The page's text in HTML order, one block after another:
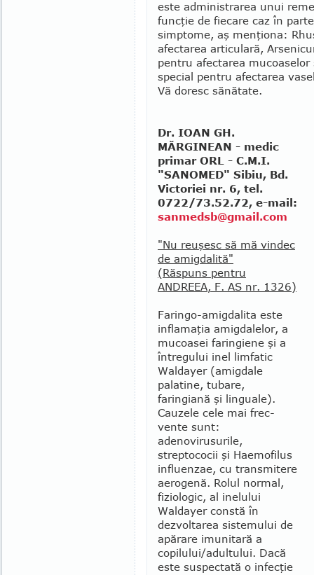
este administrarea unui
funcţie de fiecare caz în
simptome, aş menţiona:
afectarea arti­culară,
pentru afectarea
special pentru afec­tarea
Vă doresc sănătate.
Dr. IOAN GH.
MĂRGINEAN - medic
primar ORL - C.M.I.
"SANOMED" Sibiu, Bd.
Victoriei nr. 6, tel.
0722/73.52.72, e-mail:
sanmedsb@gmail.com
"Nu reuşesc să mă vindec
de amigdalită"
(Răspuns pentru
ANDREEA, F. AS nr. 1326)
Faringo-amigdalita este
inflamaţia amig­dalelor, a
mucoasei faringiene şi a
întregului inel limfatic
Waldayer (amigdale
palatine, tubare,
faringiană şi linguale).
Cauzele cele mai frec­
vente sunt:
adenovirusurile,
streptococii şi Hae­mofilus
influenzae, cu transmitere
aerogenă. Rolul normal,
fiziologic, al inelului
Waldayer con­stă în
dezvoltarea sistemului de
apărare imu­nitară a
copilului/adultului. Dacă
este suspectată o infecţie